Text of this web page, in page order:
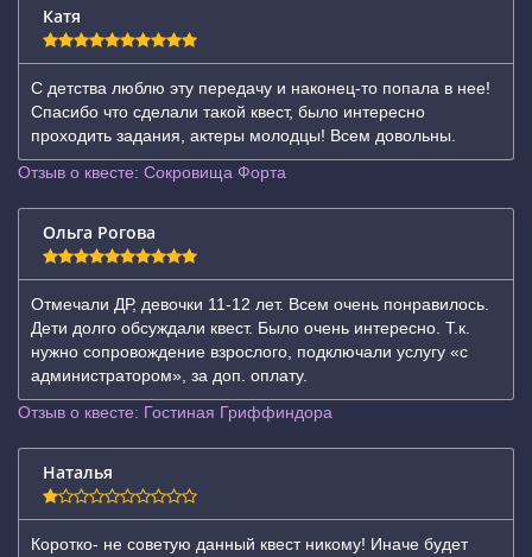
Катя
С детства люблю эту передачу и наконец-то попала в нее!
Спасибо что сделали такой квест, было интересно
проходить задания, актеры молодцы! Всем довольны.
Отзыв о квесте: Сокровища Форта
Ольга Рогова
Отмечали ДР, девочки 11-12 лет. Всем очень понравилось.
Дети долго обсуждали квест. Было очень интересно. Т.к.
нужно сопровождение взрослого, подключали услугу «с
администратором», за доп. оплату.
Отзыв о квесте: Гостиная Гриффиндора
Наталья
Коротко- не советую данный квест никому! Иначе будет